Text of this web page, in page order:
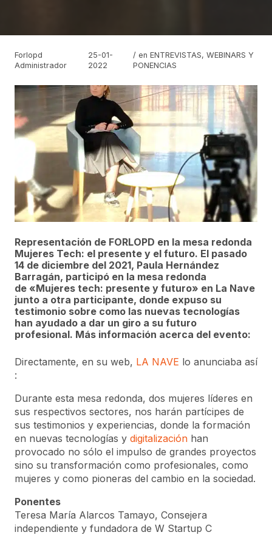
Forlopd
Administrador
25-01-
2022
/ en ENTREVISTAS, WEBINARS Y
PONENCIAS
Representación de FORLOPD en la mesa redonda
Mujeres Tech: el presente y el futuro. El pasado
14 de diciembre del 2021, Paula Hernández
Barragán, participó en la mesa redonda
de «Mujeres tech: presente y futuro» en La Nave
junto a otra participante, donde expuso su
testimonio sobre como las nuevas tecnologías
han ayudado a dar un giro a su futuro
profesional. Más información acerca del evento:
Directamente, en su web, LA NAVE lo anunciaba así
:
Durante esta mesa redonda, dos mujeres líderes en
sus respectivos sectores, nos harán partícipes de
sus testimonios y experiencias, donde la formación
en nuevas tecnologías y digitalización han
provocado no sólo el impulso de grandes proyectos
sino su transformación como profesionales, como
mujeres y como pioneras del cambio en la sociedad.
Ponentes
Teresa María Alarcos Tamayo, Consejera
independiente y fundadora de W Startup C